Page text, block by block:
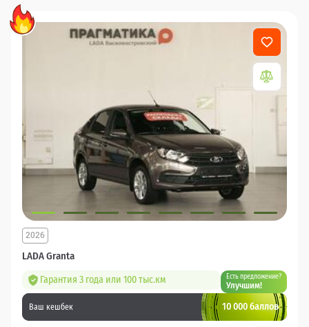
LADA Granta
2026
Гарантия 3 года или 100 тыс.км Есть предложение?
Улучшим!
Ваш кешбек 10 000 баллов